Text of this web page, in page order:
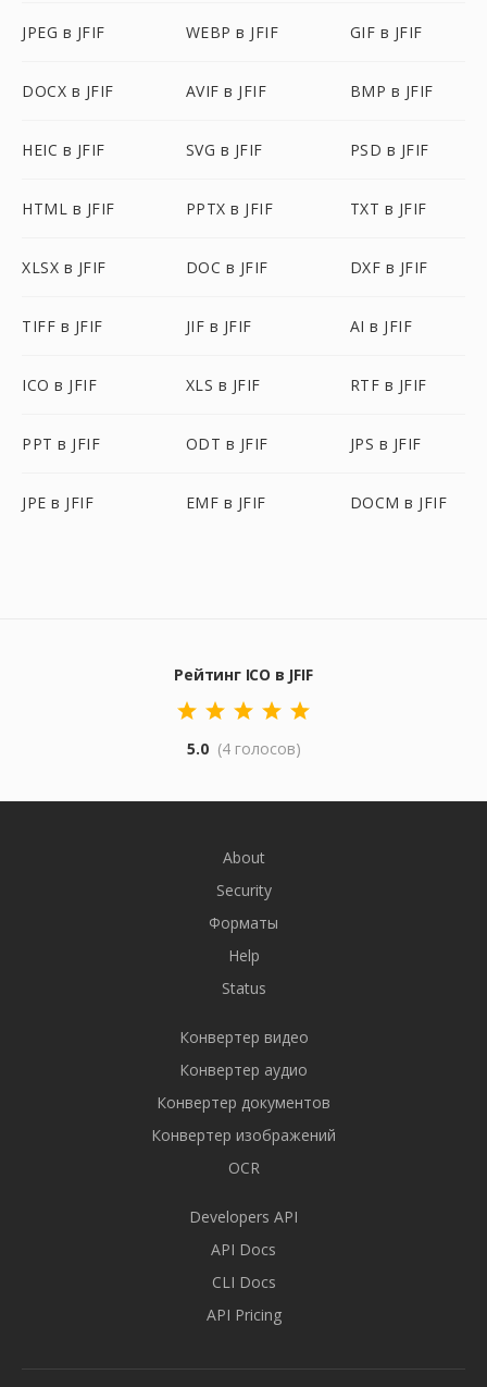
JPEG в JFIF WEBP в JFIF GIF в JFIF
DOCX в JFIF AVIF в JFIF BMP в JFIF
HEIC в JFIF SVG в JFIF PSD в JFIF
HTML в JFIF PPTX в JFIF TXT в JFIF
XLSX в JFIF DOC в JFIF DXF в JFIF
TIFF в JFIF JIF в JFIF AI в JFIF
ICO в JFIF XLS в JFIF RTF в JFIF
PPT в JFIF ODT в JFIF JPS в JFIF
JPE в JFIF EMF в JFIF DOCM в JFIF
Рейтинг ICO в JFIF
5.0 (4 голосов)
About
Security
Форматы
Help
Status
Конвертер видео
Конвертер аудио
Конвертер документов
Конвертер изображений
OCR
Developers API
API Docs
CLI Docs
API Pricing